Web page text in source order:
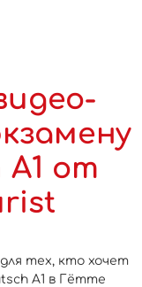
А1 от
тех, кто хочет
А1 в Гётте